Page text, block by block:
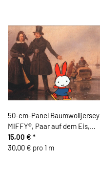
50-cm-Panel Baumwolljersey
MIFFY®, Paar auf dem Eis,
blau
15,00 € *
30,00 € pro 1 m